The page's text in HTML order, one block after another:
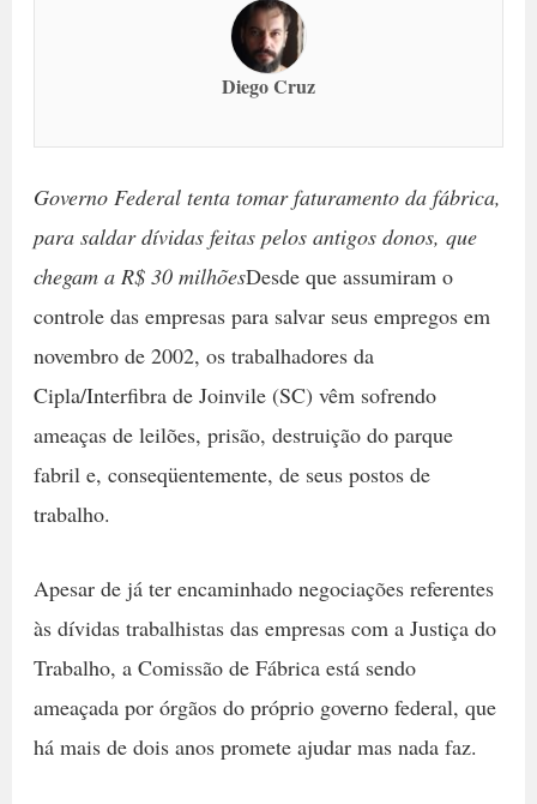
Diego Cruz
Governo Federal tenta tomar faturamento da fábrica,
para saldar dívidas feitas pelos antigos donos, que
chegam a R$ 30 milhõesDesde que assumiram o
controle das empresas para salvar seus empregos em
novembro de 2002, os trabalhadores da
Cipla/Interfibra de Joinvile (SC) vêm sofrendo
ameaças de leilões, prisão, destruição do parque
fabril e, conseqüentemente, de seus postos de
trabalho.
Apesar de já ter encaminhado negociações referentes
às dívidas trabalhistas das empresas com a Justiça do
Trabalho, a Comissão de Fábrica está sendo
ameaçada por órgãos do próprio governo federal, que
há mais de dois anos promete ajudar mas nada faz.